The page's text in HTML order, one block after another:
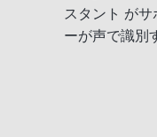
スタント が
ーが声で識別